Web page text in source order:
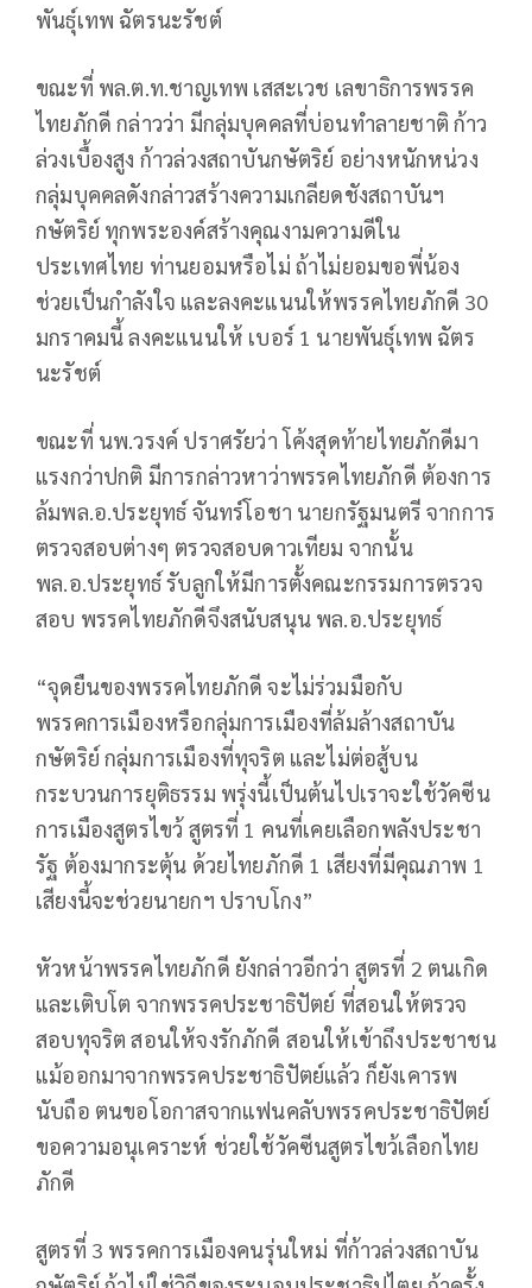
พันธุ์เทพ ฉัตรนะรัชต์
ขณะที่ พล.ต.ท.ชาญเทพ เสสะเวช เลขาธิการพรรค
ไทยภักดี กล่าวว่า มีกลุ่มบุคคลที่บ่อนทำลายชาติ ก้าว
ล่วงเบื้องสูง ก้าวล่วงสถาบันกษัตริย์ อย่างหนักหน่วง
กลุ่มบุคคลดังกล่าวสร้างความเกลียดชังสถาบันฯ
กษัตริย์ ทุกพระองค์สร้างคุณงามความดีใน
ประเทศไทย ท่านยอมหรือไม่ ถ้าไม่ยอมขอพี่น้อง
ช่วยเป็นกำลังใจ และลงคะแนนให้พรรคไทยภักดี 30
มกราคมนี้ ลงคะแนนให้ เบอร์ 1 นายพันธุ์เทพ ฉัตร
นะรัชต์
ขณะที่ นพ.วรงค์ ปราศรัยว่า โค้งสุดท้ายไทยภักดีมา
แรงกว่าปกติ มีการกล่าวหาว่าพรรคไทยภักดี ต้องการ
ล้มพล.อ.ประยุทธ์ จันทร์โอชา นายกรัฐมนตรี จากการ
ตรวจสอบต่างๆ ตรวจสอบดาวเทียม จากนั้น
พล.อ.ประยุทธ์ รับลูกให้มีการตั้งคณะกรรมการตรวจ
สอบ พรรคไทยภักดีจึงสนับสนุน พล.อ.ประยุทธ์
“จุดยืนของพรรคไทยภักดี จะไม่ร่วมมือกับ
พรรคการเมืองหรือกลุ่มการเมืองที่ล้มล้างสถาบัน
กษัตริย์ กลุ่มการเมืองที่ทุจริต และไม่ต่อสู้บน
กระบวนการยุติธรรม พรุ่งนี้เป็นต้นไปเราจะใช้วัคซีน
การเมืองสูตรไขว้ สูตรที่ 1 คนที่เคยเลือกพลังประชา
รัฐ ต้องมากระตุ้น ด้วยไทยภักดี 1 เสียงที่มีคุณภาพ 1
เสียงนี้จะช่วยนายกฯ ปราบโกง”
หัวหน้าพรรคไทยภักดี ยังกล่าวอีกว่า สูตรที่ 2 ตนเกิด
และเติบโต จากพรรคประชาธิปัตย์ ที่สอนให้ตรวจ
สอบทุจริต สอนให้จงรักภักดี สอนให้เข้าถึงประชาชน
แม้ออกมาจากพรรคประชาธิปัตย์แล้ว ก็ยังเคารพ
นับถือ ตนขอโอกาสจากแฟนคลับพรรคประชาธิปัตย์
ขอความอนุเคราะห์ ช่วยใช้วัคซีนสูตรไขว้เลือกไทย
ภักดี
สูตรที่ 3 พรรคการเมืองคนรุ่นใหม่ ที่ก้าวล่วงสถาบัน